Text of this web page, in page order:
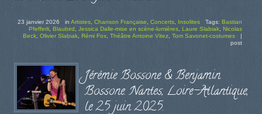
23 janvier 2026 in Artistes, Chanson Française, Concerts, Insolites Tags: Bastian
Pfefferli, Blaubird, Jessica Dalle-mise en scène-lumières, Laure Slabiak, Nicolas
Beck, Olivier Slabiak, Rémi Fox, Théâtre Antoine Vitez, Tom Savonet-costumes
|
post
Jérémie Bossone & Benjamin
Bossone. Nantes, Loire-Atlantique,
le 25 juin 2025.